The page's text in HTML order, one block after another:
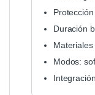
Duración
Modos: